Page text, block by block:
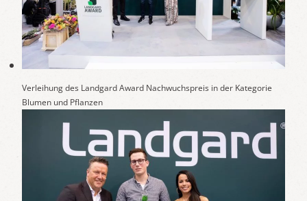
Verleihung des Landgard Award Nachwuchspreis in der Kategorie
Blumen und Pflanzen